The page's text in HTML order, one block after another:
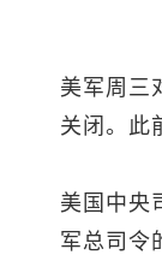
美军周三
关闭。此
美国中央
军总司令